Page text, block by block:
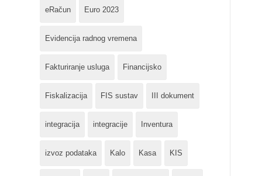
eRačun Euro 2023
Evidencija radnog vremena
Fakturiranje usluga Financijsko
Fiskalizacija FIS sustav III dokument
integracija integracije Inventura
izvoz podataka Kalo Kasa KIS